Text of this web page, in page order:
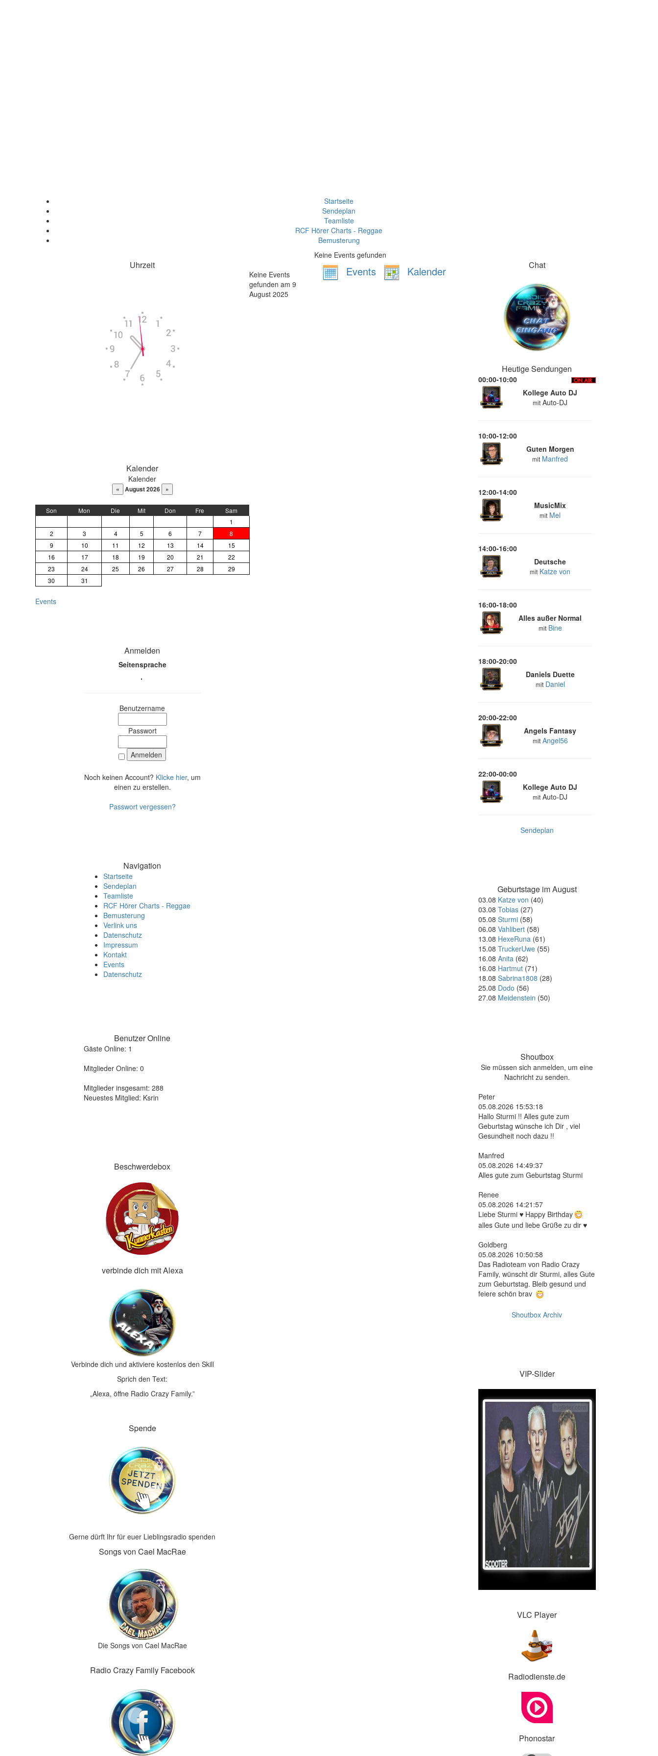
Startseite
Sendeplan
Teamliste
RCF Hörer Charts - Reggae
Bemusterung
Uhrzeit
Kalender
Kalender
August 2026
Son Mon Die Mit Don Fre
Sam
1
2
3 4 5 6 7
8
9
10 11 12 13 14
15
16
17 18 19 20 21
22
23
24 25 26 27 28
29
30
31
Events
Anmelden
Seitensprache
Benutzername
Passwort
Noch keinen Account? Klicke hier, um
einen zu erstellen.
Passwort vergessen?
Navigation
Startseite
Sendeplan
Teamliste
RCF Hörer Charts - Reggae
Bemusterung
Verlink uns
Datenschutz
Impressum
Kontakt
Events
Datenschutz
Benutzer Online
Gäste Online: 1
Mitglieder Online: 0
Mitglieder insgesamt: 288
Neuestes Mitglied: Ksrin
Beschwerdebox
verbinde dich mit Alexa
Verbinde dich und aktiviere kostenlos den Skill
Sprich den Text:
„Alexa, öffne Radio Crazy Family.”
Spende
Gerne dürft Ihr für euer Lieblingsradio spenden
Songs von Cael MacRae
Die Songs von Cael MacRae
Radio Crazy Family Facebook
Keine Events gefunden
Events Kalender
Keine Events
gefunden am 9
August 2025
Chat
Heutige Sendungen
00:00-10:00
Kollege Auto DJ
mit Auto-DJ
10:00-12:00
Guten Morgen
mit Manfred
12:00-14:00
MusicMix
mit Mel
14:00-16:00
Deutsche
mit Katze von
16:00-18:00
Alles außer Normal
mit Bine
18:00-20:00
Daniels Duette
mit Daniel
20:00-22:00
Angels Fantasy
mit Angel56
22:00-00:00
Kollege Auto DJ
mit Auto-DJ
Sendeplan
Geburtstage im August
03.08 Katze von (40)
03.08 Tobias(27)
05.08 Sturmi(58)
06.08 Vahlibert(58)
13.08 HexeRuna(61)
15.08 TruckerUwe(55)
16.08 Anita(62)
16.08 Hartmut(71)
18.08 Sabrina1808 (28)
25.08 Dodo (56)
27.08 Meidenstein (50)
Shoutbox
Sie müssen sich anmelden, um eine
Nachricht zu senden.
Peter
05.08.2026 15:53:18
Hallo Sturmi !! Alles gute zum
Geburtstag wünsche ich Dir , viel
Gesundheit noch dazu !!
Manfred
05.08.2026 14:49:37
Alles gute zum Geburtstag Sturmi
Renee
05.08.2026 14:21:57
Liebe Sturmi ♥ Happy Birthday
alles Gute und liebe Grüße zu dir ♥
Goldberg
05.08.2026 10:50:58
Das Radioteam von Radio Crazy
Family, wünscht dir Sturmi, alles Gute
zum Geburtstag. Bleib gesund und
feiere schön brav
Shoutbox Archiv
VIP-Slider
VLC Player
Radiodienste.de
Phonostar